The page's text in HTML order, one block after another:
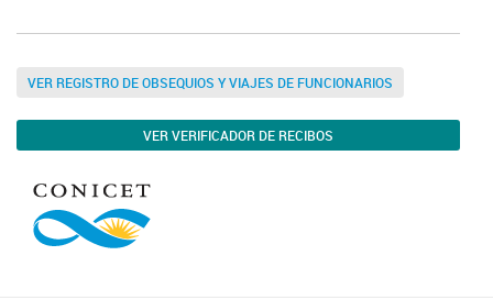
VER REGISTRO DE OBSEQUIOS Y VIAJES DE FUNCIONARIOS
VER VERIFICADOR DE RECIBOS